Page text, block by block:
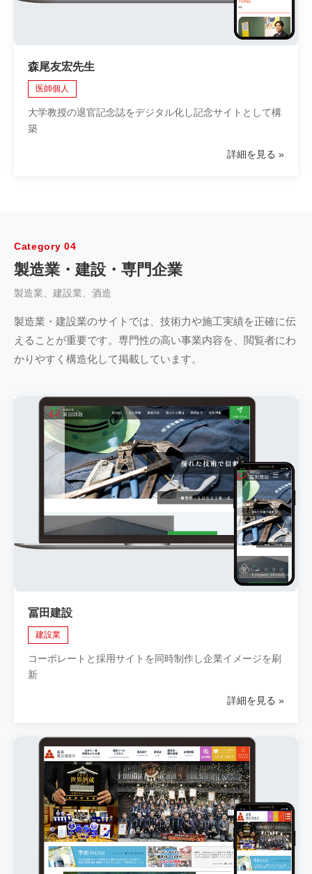
森尾友宏先生
医師個人
大学教授の退官記念誌をデジタル化し記念サイトとして構
築
詳細を見る
Category 04
製造業・建設・専門企業
製造業、建設業、酒造
製造業・建設業のサイトでは、技術力や施工実績を正確に伝
えることが重要です。専門性の高い事業内容を、閲覧者にわ
かりやすく構造化して掲載しています。
冨田建設
建設業
コーポレートと採用サイトを同時制作し企業イメージを刷
新
詳細を見る